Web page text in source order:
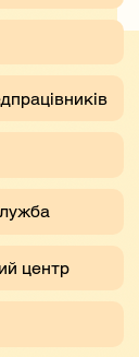
центр